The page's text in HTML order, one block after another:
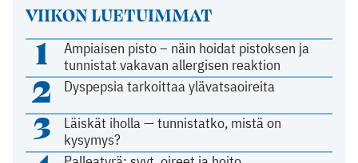
VIIKON LUETUIMMAT
1
Ampiaisen pisto – näin hoidat pistoksen ja
tunnistat vakavan allergisen reaktion
2 Dyspepsia tarkoittaa ylävatsaoireita
3
Läiskät iholla — tunnistatko, mistä on
kysymys?